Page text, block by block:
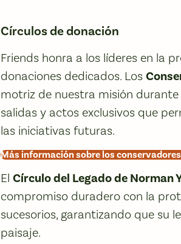
Círculos de donación
Friends honra a los líderes en la
donaciones dedicados. Los
motriz de nuestra misión durante
salidas y actos exclusivos que
las iniciativas futuras.
Más información sobre los
El Círculo del Legado de Norman
compromiso duradero con la
sucesorios, garantizando que su
paisaje.